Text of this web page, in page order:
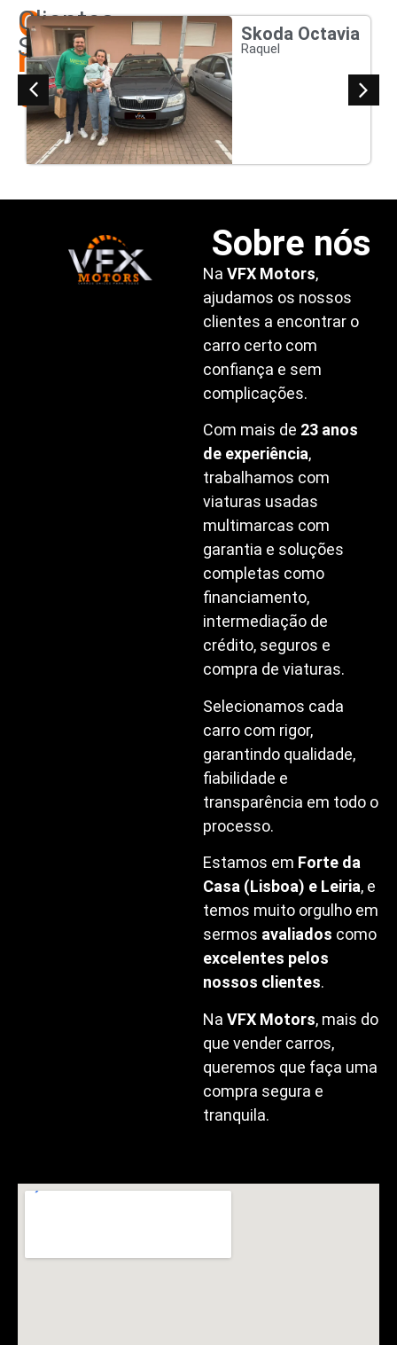
Os
nossos
clientes
Clientes
Satisfeitos
Skoda Octavia
Raquel
Sobre nós
NaVFX Motors,
ajudamos os nossos
clientes a encontrar o
carro certo com
confiança e sem
complicações.
Com mais de 23 anos
de experiência,
trabalhamos com
viaturas usadas
multimarcas com
garantia e soluções
completas como
financiamento,
intermediação de
crédito, seguros e
compra de viaturas.
Selecionamos cada
carro com rigor,
garantindo qualidade,
fiabilidade e
transparência em todo o
processo.
Estamos em Forte da
Casa (Lisboa) e Leiria, e
temos muito orgulho em
sermos avaliados como
excelentes pelos
nossos clientes.
NaVFX Motors, mais do
que vender carros,
queremos que faça uma
compra segura e
tranquila.